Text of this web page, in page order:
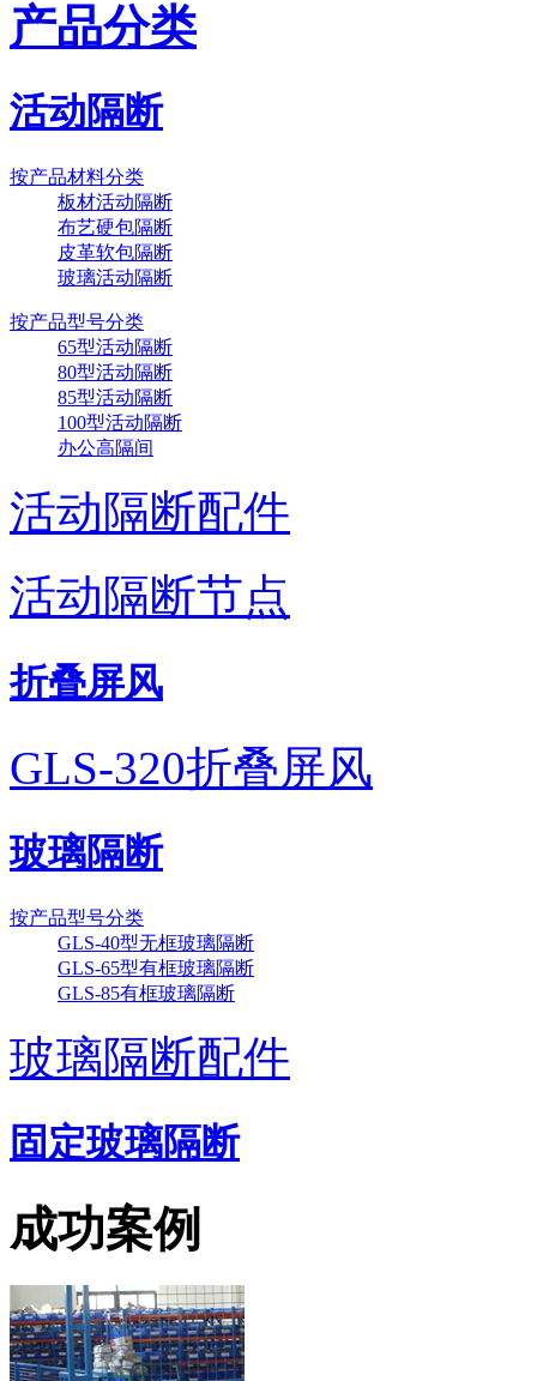
产品分类
活动隔断
按产品材料分类
板材活动隔断
布艺硬包隔断
皮革软包隔断
玻璃活动隔断
按产品型号分类
65型活动隔断
80型活动隔断
85型活动隔断
100型活动隔断
办公高隔间
活动隔断配件
活动隔断节点
折叠屏风
GLS-320折叠屏风
玻璃隔断
按产品型号分类
GLS-40型无框玻璃隔断
GLS-65型有框玻璃隔断
GLS-85有框玻璃隔断
玻璃隔断配件
固定玻璃隔断
成功案例
广东东莞新禧大酒店
海南凯威国际大酒店